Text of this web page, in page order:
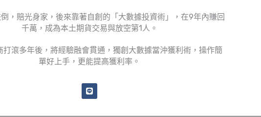
，賠光身家，後來靠著自創的「大數據投資術」，在9年內賺回
千萬，成為本土期貨交易與放空第1人。
打滾多年後，將經驗融會貫通，獨創大數據當沖獲利術，操作簡
單好上手，更能提高獲利率。
L
i